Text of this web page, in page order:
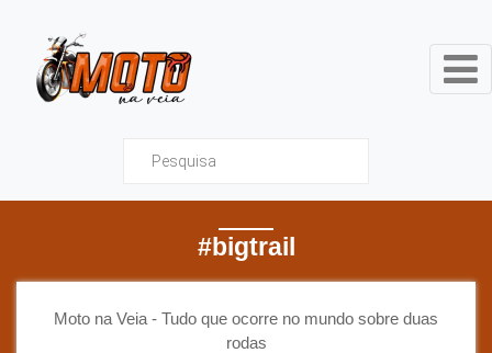
Moto na Veia - Tudo que
#bigtrail
Moto na Veia - Tudo que ocorre no mundo sobre duas
rodas